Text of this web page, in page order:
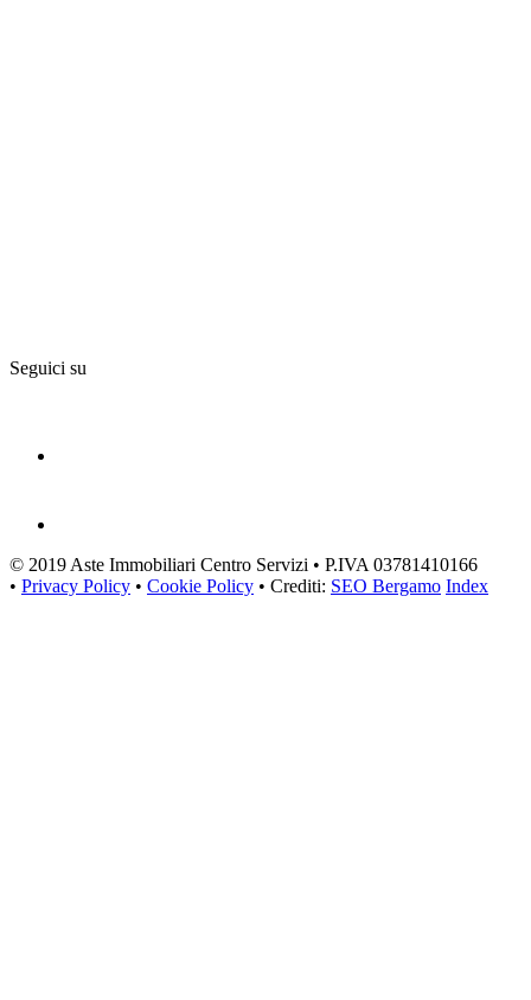
Seguici su
© 2019 Aste Immobiliari Centro Servizi • P.IVA 03781410166
• Privacy Policy • Cookie Policy • Crediti: SEO Bergamo Index